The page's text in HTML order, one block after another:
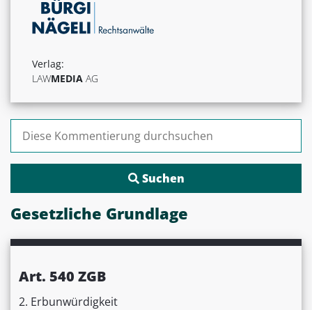
Verlag:
LAWMEDIA AG
Suchen nach:
Gesetzliche Grundlage
Art. 540 ZGB
2. Erbunwürdigkeit